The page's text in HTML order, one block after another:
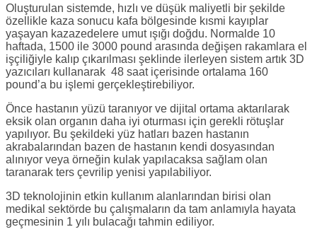
Oluşturulan sistemde, hızlı ve düşük maliyetli bir şekilde
özellikle kaza sonucu kafa bölgesinde kısmi kayıplar
yaşayan kazazedelere umut ışığı doğdu. Normalde 10
haftada, 1500 ile 3000 pound arasında değişen rakamlara el
işçiliğiyle kalıp çıkarılması şeklinde ilerleyen sistem artık 3D
yazıcıları kullanarak 48 saat içerisinde ortalama 160
pound’a bu işlemi gerçekleştirebiliyor.
Önce hastanın yüzü taranıyor ve dijital ortama aktarılarak
eksik olan organın daha iyi oturması için gerekli rötuşlar
yapılıyor. Bu şekildeki yüz hatları bazen hastanın
akrabalarından bazen de hastanın kendi dosyasından
alınıyor veya örneğin kulak yapılacaksa sağlam olan
taranarak ters çevrilip yenisi yapılabiliyor.
3D teknolojinin etkin kullanım alanlarından birisi olan
medikal sektörde bu çalışmaların da tam anlamıyla hayata
geçmesinin 1 yılı bulacağı tahmin ediliyor.